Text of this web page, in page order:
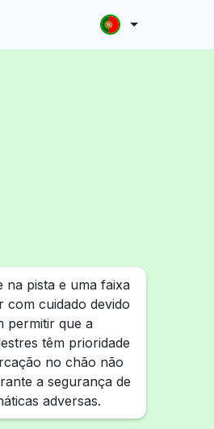
na pista e uma faixa
cuidado devido
permitir que a
têm prioridade
no chão não
a segurança de
adversas.